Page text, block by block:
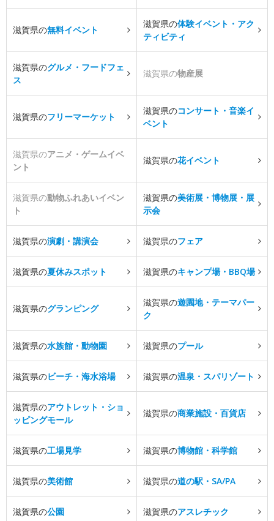
滋賀県の無料イベント
滋賀県の体験イベント・アク
ティビティ
滋賀県のグルメ・フードフェ
ス
滋賀県の物産展
滋賀県のフリーマーケット
滋賀県のコンサート・音楽イ
ベント
滋賀県のアニメ・ゲームイベ
ント
滋賀県の花イベント
滋賀県の動物ふれあいイベン
ト
滋賀県の美術展・博物展・展
示会
滋賀県の演劇・講演会 滋賀県のフェア
滋賀県の夏休みスポット 滋賀県のキャンプ場・BBQ場
滋賀県のグランピング
滋賀県の遊園地・テーマパー
ク
滋賀県の水族館・動物園 滋賀県のプール
滋賀県のビーチ・海水浴場 滋賀県の温泉・スパリゾート
滋賀県のアウトレット・ショ
ッピングモール
滋賀県の商業施設・百貨店
滋賀県の工場見学 滋賀県の博物館・科学館
滋賀県の美術館 滋賀県の道の駅・SA/PA
滋賀県の公園 滋賀県のアスレチック